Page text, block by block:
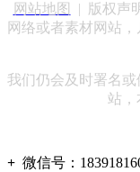
网站地图
| 版权声
网络或者素材网站
我们仍会及时署名
站，
+ 微信号：